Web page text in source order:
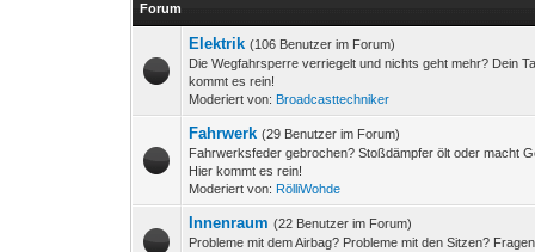
Forum
Elektrik (106 Benutzer im Forum)
Die Wegfahrsperre verriegelt und nichts geht mehr? Dein
kommt es rein!
Moderiert von: Broadcasttechniker
Fahrwerk (29 Benutzer im Forum)
Fahrwerksfeder gebrochen? Stoßdämpfer ölt oder macht
Hier kommt es rein!
Moderiert von: RölliWohde
Innenraum (22 Benutzer im Forum)
Probleme mit dem Airbag? Probleme mit den Sitzen?